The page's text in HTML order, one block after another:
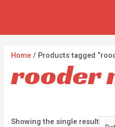
r
u
s
r
o
u
s
r
u
s
Home / Products tagged
rooder
Showing the single result